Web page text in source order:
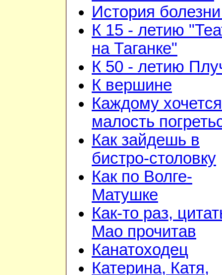
История
К 15 - летию
на Таганке"
К 50 - летию
К вершине
Каждому хочется
малость
Как зайдешь в
бистро-столовку
Как по Волге-
Матушке
Как-то раз,
Мао прочитав
Канатоходец
Катерина, Катя,